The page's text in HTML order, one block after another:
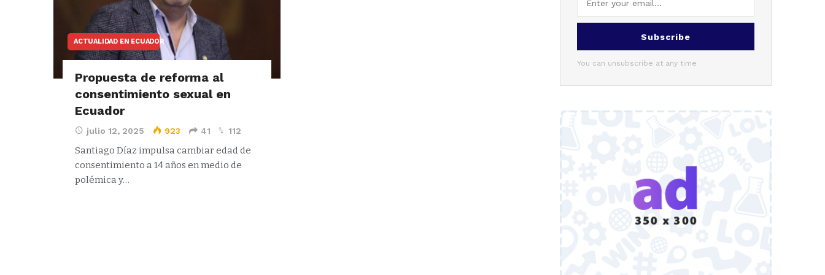
ACTUALIDAD EN ECUADOR
Propuesta de reforma al
consentimiento sexual en
Ecuador
julio 12, 2025 923 41 112
Santiago Díaz impulsa cambiar edad de
consentimiento a 14 años en medio de
polémica y…
Subscribe
You can unsubscribe at any time